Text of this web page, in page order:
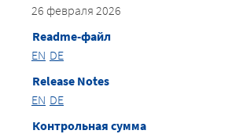
26 февраля 2026
Readme-файл
EN DE
Release Notes
EN DE
Контрольная сумма